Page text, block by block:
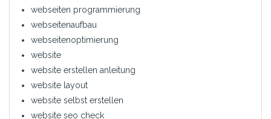
webseiten programmierung
webseitenaufbau
webseitenoptimierung
website
website erstellen anleitung
website layout
website selbst erstellen
website seo check